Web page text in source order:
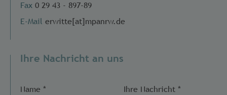
Fax 0 29 43 - 897-89
E-Mail erwitte[at]mpanrw.de
Ihre Nachricht an uns
Name * Ihre Nachricht *